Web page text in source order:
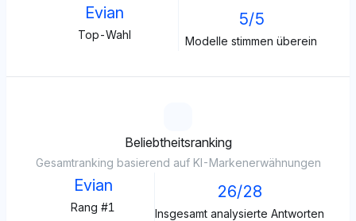
Evian
Top-Wahl
5/5
Modelle stimmen überein
Beliebtheitsranking
Gesamtranking basierend auf KI-Markenerwähnungen
Evian
Rang #1
26/28
Insgesamt analysierte Antworten